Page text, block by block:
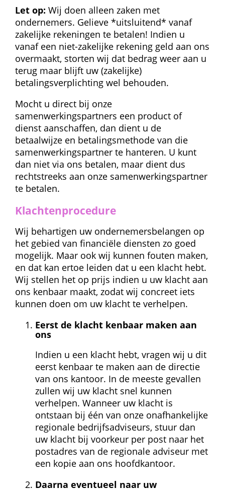
Let op: Wij doen alleen zaken met
ondernemers. Gelieve *uitsluitend* vanaf
zakelijke rekeningen te betalen! Indien u
vanaf een niet-zakelijke rekening geld aan ons
overmaakt, storten wij dat bedrag weer aan u
terug maar blijft uw (zakelijke)
betalingsverplichting wel behouden.
Mocht u direct bij onze
samenwerkingspartners een product of
dienst aanschaffen, dan dient u de
betaalwijze en betalingsmethode van die
samenwerkingspartner te hanteren. U kunt
dan niet via ons betalen, maar dient dus
rechtstreeks aan onze samenwerkingspartner
te betalen.
Klachtenprocedure
Wij behartigen uw ondernemersbelangen op
het gebied van financiële diensten zo goed
mogelijk. Maar ook wij kunnen fouten maken,
en dat kan ertoe leiden dat u een klacht hebt.
Wij stellen het op prijs indien u uw klacht aan
ons kenbaar maakt, zodat wij concreet iets
kunnen doen om uw klacht te verhelpen.
Eerst de klacht kenbaar maken aan
ons
Indien u een klacht hebt, vragen wij u dit
eerst kenbaar te maken aan de directie
van ons kantoor. In de meeste gevallen
zullen wij uw klacht snel kunnen
verhelpen. Wanneer uw klacht is
ontstaan bij één van onze onafhankelijke
regionale bedrijfsadviseurs, stuur dan
uw klacht bij voorkeur per post naar het
postadres van de regionale adviseur met
een kopie aan ons hoofdkantoor.
Daarna eventueel naar uw